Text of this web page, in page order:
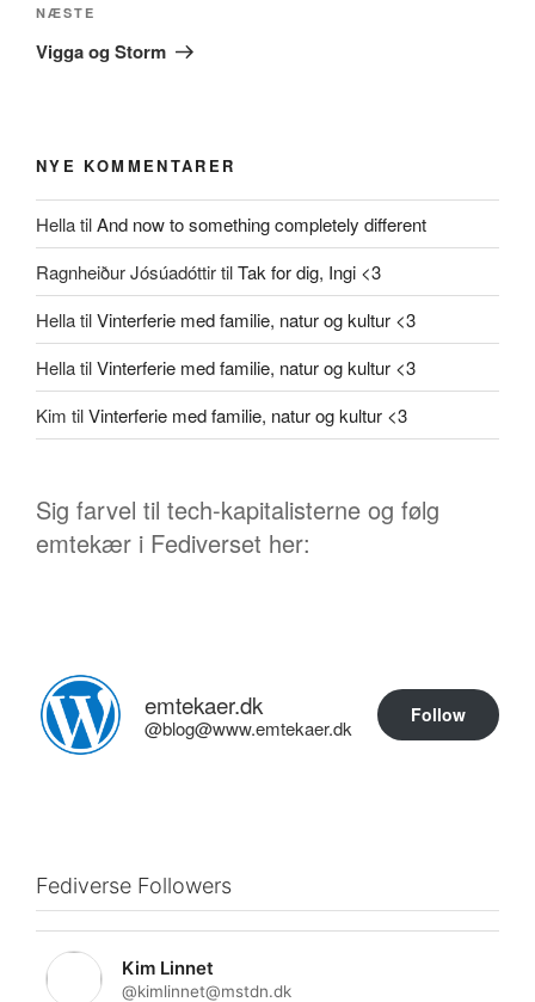
Næste
indlæg
NÆSTE
Vigga og Storm
NYE KOMMENTARER
HellatilAnd now to something completely different
Ragnheiður JósúadóttirtilTak for dig, Ingi <3
HellatilVinterferie med familie, natur og kultur <3
HellatilVinterferie med familie, natur og kultur <3
Kim tilVinterferie med familie, natur og kultur <3
Sig farvel til tech-kapitalisterne og følg
emtekær i Fediverset her:
emtekaer.dk
@blog@www.emtekaer.dk
Follow
Fediverse Followers
Kim Linnet
@kimlinnet@mstdn.dk